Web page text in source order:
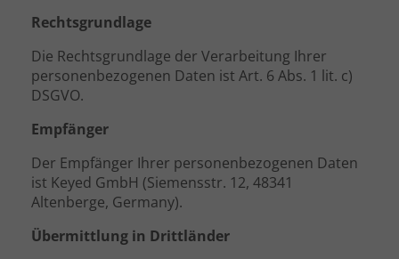
Rechtsgrundlage
Die Rechtsgrundlage der Verarbeitung Ihrer
personenbezogenen Daten ist Art. 6 Abs. 1 lit. c)
DSGVO.
Empfänger
Der Empfänger Ihrer personenbezogenen Daten
ist Keyed GmbH (Siemensstr. 12, 48341
Altenberge, Germany).
Übermittlung in Drittländer